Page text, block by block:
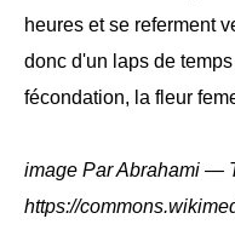
heures et se referment
donc d'un laps de
fécondation, la fleur
image Par Abrahami —
https://